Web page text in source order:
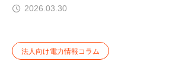
2026.03.30
法人向け電力情報コラム